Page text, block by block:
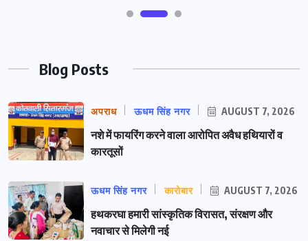
Blog Posts
अपराध ऊधम सिंह नगर AUGUST 7, 2026
नशे में फायरिंग करने वाला आरोपित अवैध हथियारों व
कारतूसों
ऊधम सिंह नगर कारोबार AUGUST 7, 2026
हथकरघा हमारी सांस्कृतिक विरासत, संरक्षण और
नवाचार से मिलेगी नई